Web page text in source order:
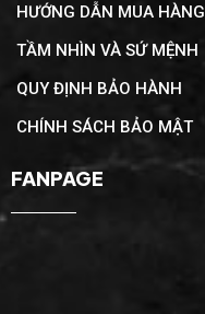
HƯỚNG DẪN MUA HÀNG
TẦM NHÌN VÀ SỨ MỆNH
QUY ĐỊNH BẢO HÀNH
CHÍNH SÁCH BẢO MẬT
FANPAGE